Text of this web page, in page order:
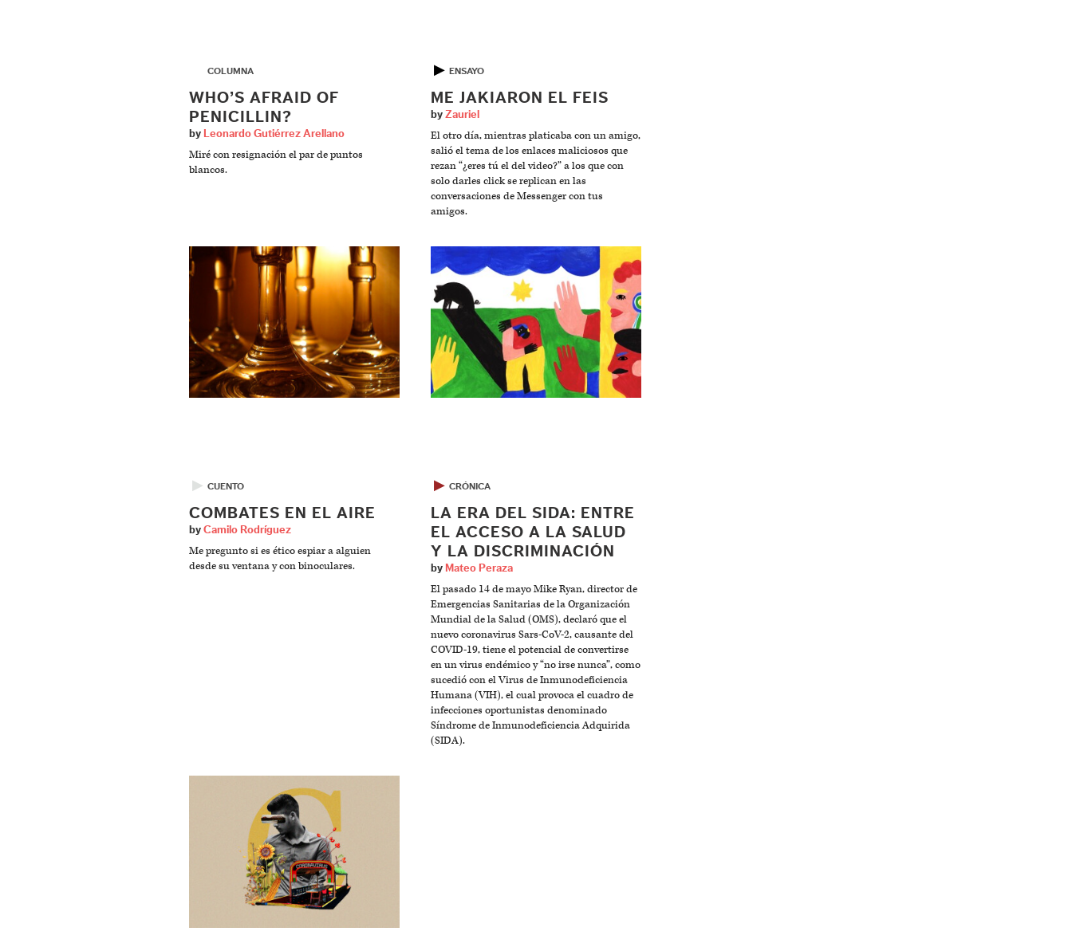
COLUMNA
WHO’S AFRAID OF
PENICILLIN?
by Leonardo Gutiérrez Arellano
Miré con resignación el par de puntos
blancos.
▶ ENSAYO
ME JAKIARON EL FEIS
by Zauriel
El otro día, mientras platicaba con un amigo,
salió el tema de los enlaces maliciosos que
rezan “¿eres tú el del video?” a los que con
solo darles click se replican en las
conversaciones de Messenger con tus
amigos.
▶ CUENTO
COMBATES EN EL AIRE
by Camilo Rodríguez
Me pregunto si es ético espiar a alguien
desde su ventana y con binoculares.
▶ CRÓNICA
LA ERA DEL SIDA: ENTRE
EL ACCESO A LA SALUD
Y LA DISCRIMINACIÓN
by Mateo Peraza
El pasado 14 de mayo Mike Ryan, director de
Emergencias Sanitarias de la Organización
Mundial de la Salud (OMS), declaró que el
nuevo coronavirus Sars-CoV-2, causante del
COVID-19, tiene el potencial de convertirse
en un virus endémico y “no irse nunca”, como
sucedió con el Virus de Inmunodeficiencia
Humana (VIH), el cual provoca el cuadro de
infecciones oportunistas denominado
Síndrome de Inmunodeficiencia Adquirida
(SIDA).